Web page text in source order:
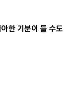
한 기분이 들 수